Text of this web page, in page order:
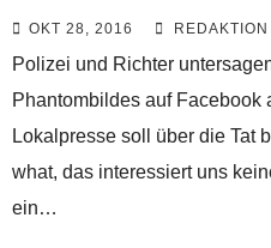
im Gebüsch brutal |
OKT 28, 2016 REDAKTION
Polizei und Richter
Phantombildes auf Facebook
Lokalpresse soll über die Tat
what, das interessiert uns
ein…